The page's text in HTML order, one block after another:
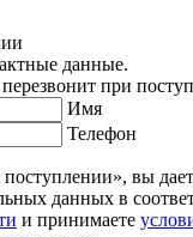
данные.
при
Имя
Телефон
вы
данных в
и принимаете